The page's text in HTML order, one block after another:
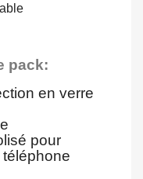
pack:
en verre
pour